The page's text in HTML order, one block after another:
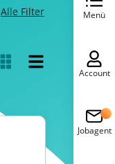
Alle Filter Menü
Account
Jobagent